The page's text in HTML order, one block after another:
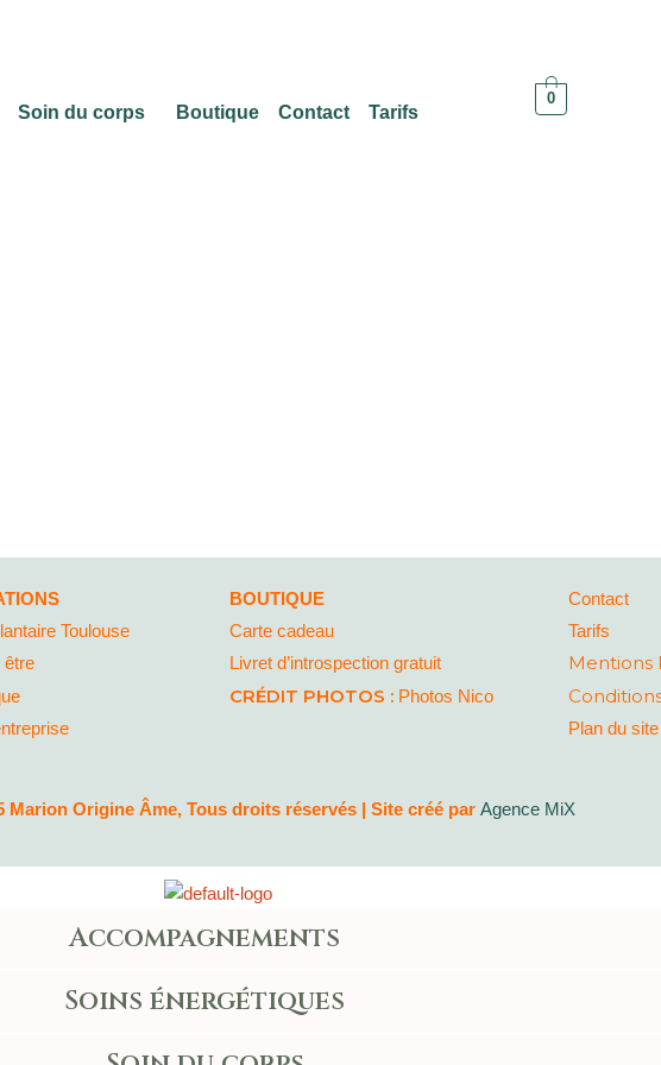
Soin du corps Boutique Contact Tarifs
0
Toulouse
être
BOUTIQUE
Carte cadeau
Livret d’introspection gratuit
CRÉDIT PHOTOS : Photos Nico
Contact
Tarifs
Mentions
Plan du site
Marion Origine Âme, Tous droits réservés | Site créé par Agence MiX
Accompagnements
Soins énergétiques